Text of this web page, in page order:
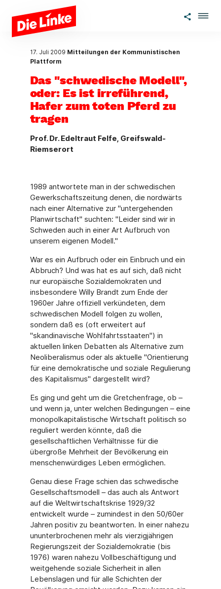
Zum Hauptinhalt springen
17. Juli 2009 Mitteilungen der Kommunistischen
Plattform
Das "schwedische Modell",
oder: Es ist irreführend,
Hafer zum toten Pferd zu
tragen
Prof. Dr. Edeltraut Felfe, Greifswald-
Riemserort
1989 antwortete man in der schwedischen
Gewerkschaftszeitung denen, die nordwärts
nach einer Alternative zur "untergehenden
Planwirtschaft" suchten: "Leider sind wir in
Schweden auch in einer Art Aufbruch von
unserem eigenen Modell."
War es ein Aufbruch oder ein Einbruch und ein
Abbruch? Und was hat es auf sich, daß nicht
nur europäische Sozialdemokraten und
insbesondere Willy Brandt zum Ende der
1960er Jahre offiziell verkündeten, dem
schwedischen Modell folgen zu wollen,
sondern daß es (oft erweitert auf
"skandinavische Wohlfahrtsstaaten") in
aktuellen linken Debatten als Alternative zum
Neoliberalismus oder als aktuelle "Orientierung
für eine demokratische und soziale Regulierung
des Kapitalismus" dargestellt wird?
Es ging und geht um die Gretchenfrage, ob –
und wenn ja, unter welchen Bedingungen – eine
monopolkapitalistische Wirtschaft politisch so
reguliert werden könnte, daß die
gesellschaftlichen Verhältnisse für die
übergroße Mehrheit der Bevölkerung ein
menschenwürdiges Leben ermöglichen.
Genau diese Frage schien das schwedische
Gesellschaftsmodell – das auch als Antwort
auf die Weltwirtschaftskrise 1929/32
entwickelt wurde – zumindest in den 50/60er
Jahren positiv zu beantworten. In einer nahezu
ununterbrochenen mehr als vierzigjährigen
Regierungszeit der Sozialdemokratie (bis
1976) waren nahezu Vollbeschäftigung und
weitgehende soziale Sicherheit in allen
Lebenslagen und für alle Schichten der